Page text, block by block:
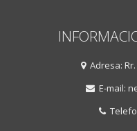
Adresa:
E-mail: